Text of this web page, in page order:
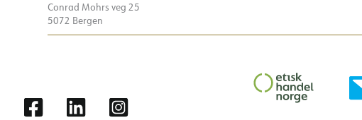
Conrad Mohrs veg 25
5072 Bergen